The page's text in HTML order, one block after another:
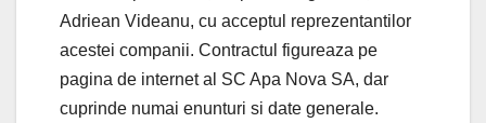
Adriean Videanu, cu acceptul reprezentantilor
acestei companii. Contractul figureaza pe
pagina de internet al SC Apa Nova SA, dar
cuprinde numai enunturi si date generale.